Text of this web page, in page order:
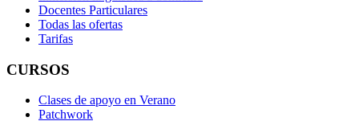
Docentes Particulares
Todas las ofertas
Tarifas
CURSOS
Clases de apoyo en Verano
Patchwork